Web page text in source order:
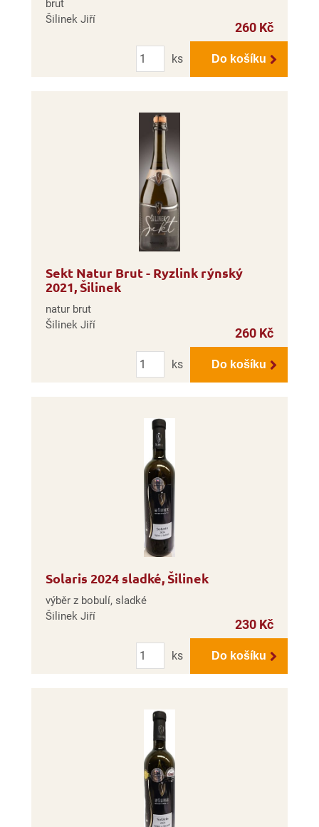
brut
Šilinek Jiří
260 Kč
Počet
ks
Do košíku
Sekt Natur Brut - Ryzlink rýnský
2021, Šilinek
natur brut
Šilinek Jiří
260 Kč
Počet
ks
Do košíku
Solaris 2024 sladké, Šilinek
výběr z bobulí, sladké
Šilinek Jiří
230 Kč
Počet
ks
Do košíku